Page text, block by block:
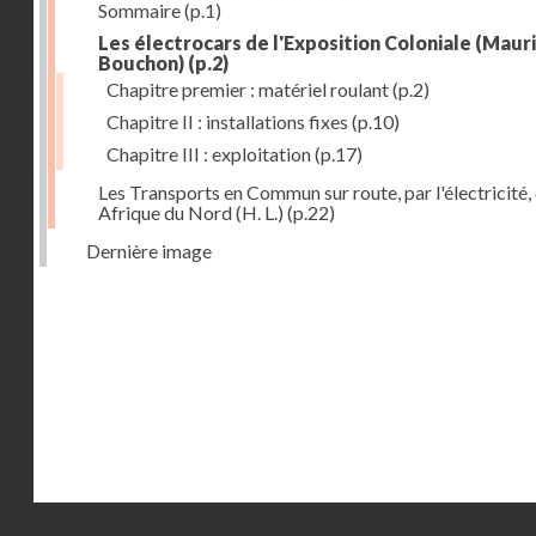
Sommaire(p.1)
Les électrocars de l'Exposition Coloniale
Bouchon) (p.2)
Chapitre premier : matériel roulant(p.2)
Chapitre II : installations fixes (p.10)
Chapitre III : exploitation(p.17)
Les Transports en Commun sur route, par l'électricité,
Afrique du Nord (H. L.) (p.22)
Dernière image